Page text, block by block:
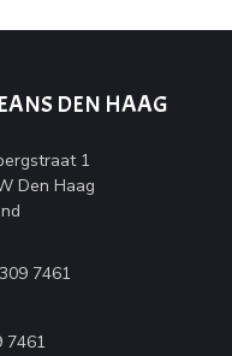
DEN HAAG
1
Den Haag
7461
7461